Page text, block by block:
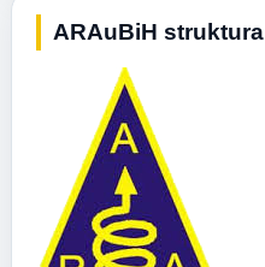
ARAuBiH struktura